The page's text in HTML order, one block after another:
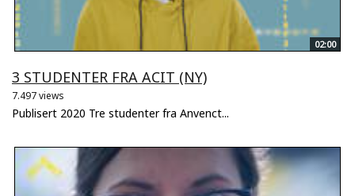
02:00
3 STUDENTER FRA ACIT (NY)
7.497 views
Publisert 2020 Tre studenter fra Anvenct...